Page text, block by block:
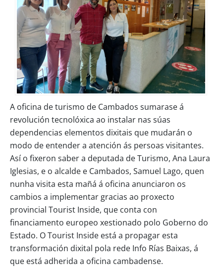
A oficina de turismo de Cambados sumarase á
revolución tecnolóxica ao instalar nas súas
dependencias elementos dixitais que mudarán o
modo de entender a atención ás persoas visitantes.
Así o fixeron saber a deputada de Turismo, Ana Laura
Iglesias, e o alcalde e Cambados, Samuel Lago, quen
nunha visita esta mañá á oficina anunciaron os
cambios a implementar gracias ao proxecto
provincial Tourist Inside, que conta con
financiamento europeo xestionado polo Goberno do
Estado. O Tourist Inside está a propagar esta
transformación dixital pola rede Info Rías Baixas, á
que está adherida a oficina cambadense.